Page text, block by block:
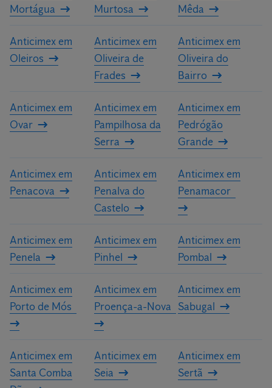
Mortágua
Murtosa
Mêda
Anticimex em
Oleiros
Anticimex em
Oliveira de
Frades
Anticimex em
Oliveira do
Bairro
Anticimex em
Ovar
Anticimex em
Pampilhosa da
Serra
Anticimex em
Pedrógão
Grande
Anticimex em
Penacova
Anticimex em
Penalva do
Castelo
Anticimex em
Penamacor
Anticimex em
Penela
Anticimex em
Pinhel
Anticimex em
Pombal
Anticimex em
Porto de Mós
Anticimex em
Proença-a-Nova
Anticimex em
Sabugal
Anticimex em
Santa Comba
Anticimex em
Seia
Anticimex em
Sertã